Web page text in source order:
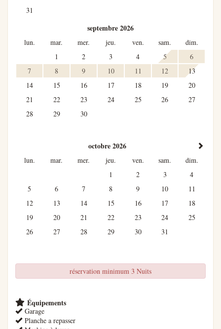
31
septembre 2026
lun. mar. mer. jeu. ven. sam.
dim.
1
2 3 4 5
6
7
8 9 10 11 12
13
14
15 16 17 18 19
20
21
22 23 24 25 26
27
28
29 30
octobre 2026
lun. mar. mer. jeu. ven. sam.
dim.
1
2 3
4
5
6 7 8 9 10
11
12
13 14 15 16 17
18
19
20 21 22 23 24
25
26
27 28 29 30 31
réservation minimum 3 Nuits
Équipements
Garage
Planche a repasser